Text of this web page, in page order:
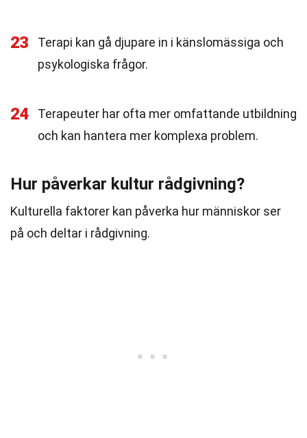
23
Terapi kan gå djupare in i känslomässiga och
psykologiska frågor.
24
Terapeuter har ofta mer omfattande utbildning
och kan hantera mer komplexa problem.
Hur påverkar kultur rådgivning?
Kulturella faktorer kan påverka hur människor ser
på och deltar i rådgivning.